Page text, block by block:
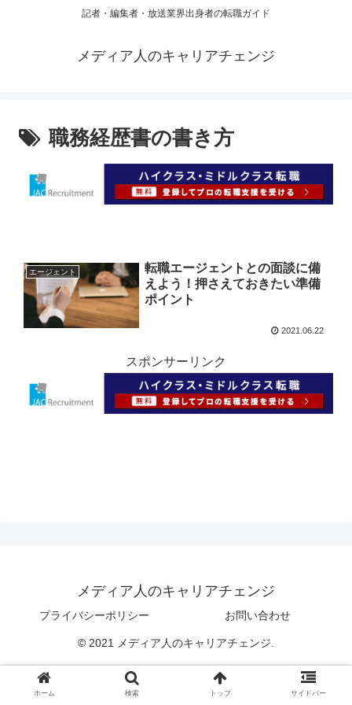
記者・編集者・放送業界出身者の転職ガイド
メディア人のキャリアチェンジ
職務経歴書の書き方
エージェント
転職エージェントとの面談に備
えよう！押さえておきたい準備
ポイント
2021.06.22
スポンサーリンク
メディア人のキャリアチェンジ
プライバシーポリシー お問い合わせ
© 2021 メディア人のキャリアチェンジ.
ホーム 検索 トップ サイドバー